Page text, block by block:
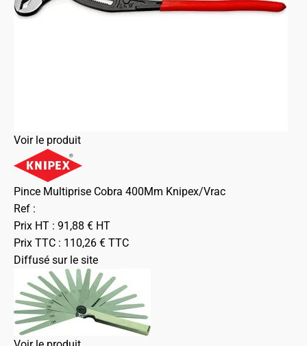
Voir le produit
Pince Multiprise Cobra 400Mm Knipex/Vrac
Ref :
Prix HT : 91,88 € HT
Prix TTC : 110,26 € TTC
Diffusé sur le site